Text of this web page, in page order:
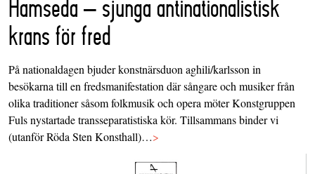
Hamseda – sjunga antinationalistisk
krans för fred
På nationaldagen bjuder konstnärsduon aghili/karlsson in
besökarna till en fredsmanifestation där sångare och musiker från
olika traditioner såsom folkmusik och opera möter Konstgruppen
Fuls nystartade transseparatistiska kör. Tillsammans binder vi
(utanför Röda Sten Konsthall)…>